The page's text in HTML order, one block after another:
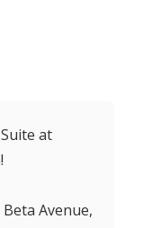
at
Avenue,